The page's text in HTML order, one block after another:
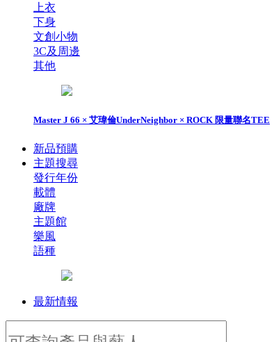
上衣
下身
文創小物
3C及周邊
其他
Master J 66 × 艾瑋倫UnderNeighbor × ROCK 限量聯名TEE
新品預購
主題搜尋
發行年份
載體
廠牌
主題館
樂風
語種
最新情報